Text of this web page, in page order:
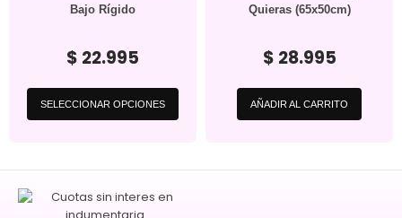
Bajo Rígido
$ 22.995
SELECCIONAR OPCIONES
Quieras (65x50cm)
$ 28.995
AÑADIR AL CARRITO